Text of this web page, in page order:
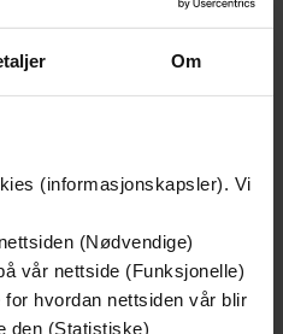
Om
(informasjonskapsler). Vi
(Nødvendige)
vår nettside (Funksjonelle)
hvordan nettsiden vår blir
den (Statistiske)
Jørn Lier Horst
EBOK